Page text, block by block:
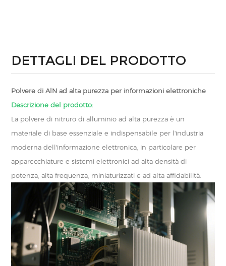
DETTAGLI DEL PRODOTTO
Polvere di AlN ad alta purezza per informazioni elettroniche
Descrizione del prodotto:
La polvere di nitruro di alluminio ad alta purezza è un
materiale di base essenziale e indispensabile per l'industria
moderna dell'informazione elettronica, in particolare per
apparecchiature e sistemi elettronici ad alta densità di
potenza, alta frequenza, miniaturizzati e ad alta affidabilità.